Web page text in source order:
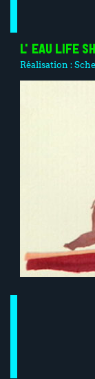
L'EAU LIFE
Réalisation :